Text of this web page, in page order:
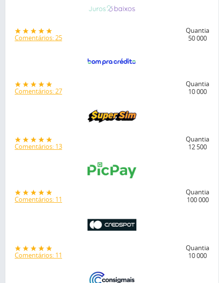
Comentários: 25
Quantia
50 000
Comentários: 27
Quantia
10 000
Comentários: 13
Quantia
12 500
Comentários: 11
Quantia
100 000
Comentários: 11
Quantia
10 000